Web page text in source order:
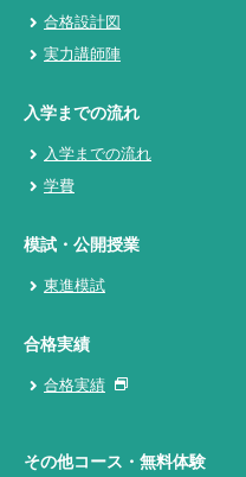
合格設計図
実力講師陣
入学までの流れ
入学までの流れ
学費
模試・公開授業
東進模試
合格実績
合格実績
その他コース・無料体験